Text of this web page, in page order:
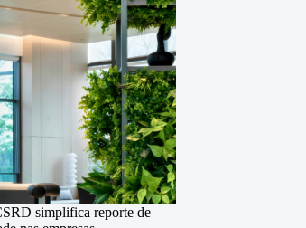
simplifica reporte de